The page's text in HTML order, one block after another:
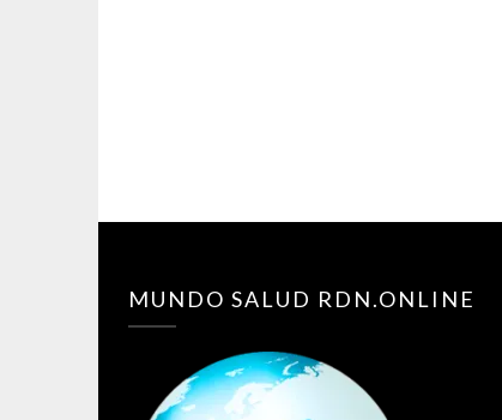
MUNDO SALUD RDN.ONLINE